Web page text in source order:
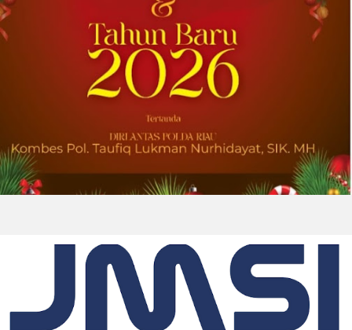
2026-07-31 22:21:10| Source:
Lantronix dan Swarmer Berkolaborasi
Kustom untuk Sistem Pesawat Udara
Nirawak (UAS) Grup 1
IRVINE, California, Aug. 01, 2026 (GLOBE
NEWSWIRE) -- Lantronix Inc. (Nasdaq: LTRX),
penyedia global solusi Edge AI dan Industrial